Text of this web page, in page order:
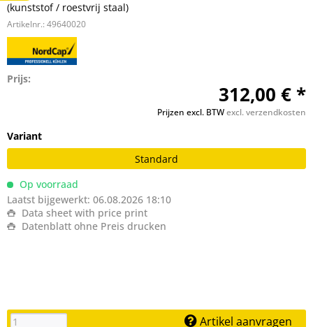
(kunststof / roestvrij staal)
Artikelnr.: 49640020
Prijs:
312,00 € *
Prijzen excl. BTWexcl. verzendkosten
Variant
Standard
Op voorraad
Laatst bijgewerkt: 06.08.2026 18:10
Data sheet with price print
Datenblatt ohne Preis drucken
Artikel aanvragen